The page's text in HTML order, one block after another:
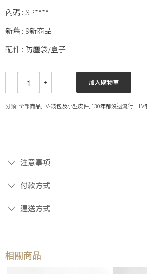
內碼 : SP****
新舊 : 9新商品
配件 : 防塵袋/盒子
加入購物車
分類:全部商品 LV-錢包及小型皮件 130年都沒退流行｜LV
注意事項
付款方式
運送方式
相關商品